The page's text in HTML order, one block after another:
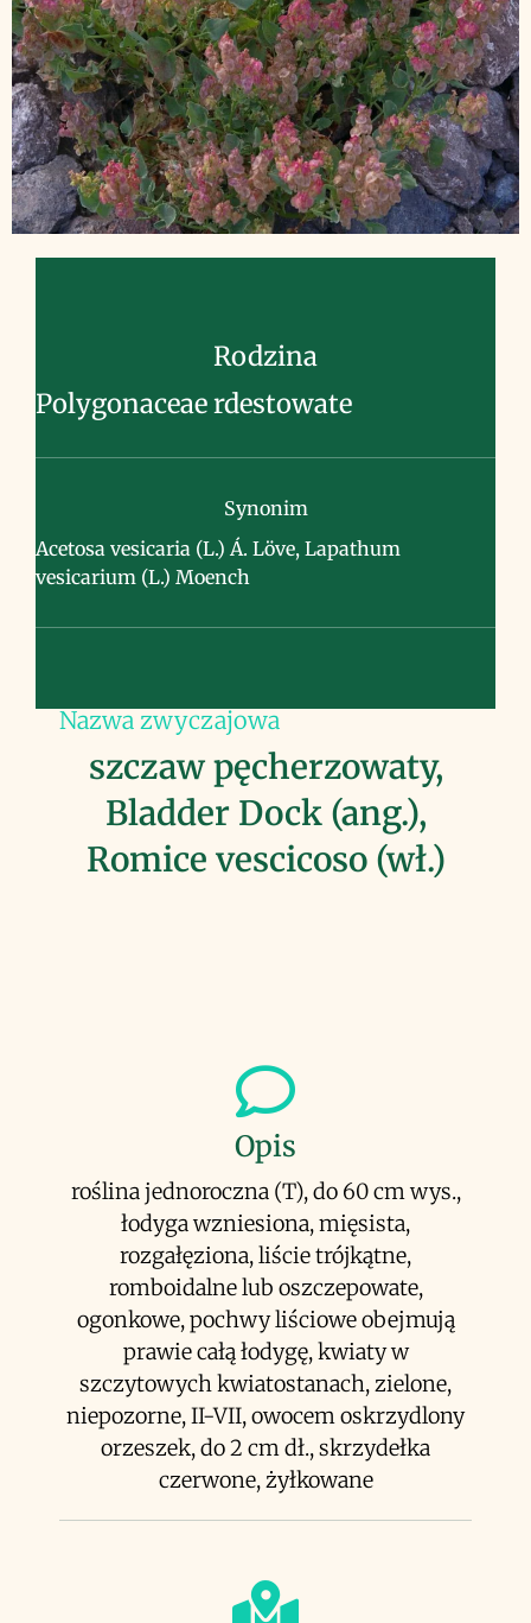
Rodzina
Polygonaceae rdestowate
Synonim
Acetosa vesicaria (L.) Á. Löve, Lapathum
vesicarium (L.) Moench
Nazwa zwyczajowa
szczaw pęcherzowaty,
Bladder Dock (ang.),
Romice vescicoso (wł.)
Opis
roślina jednoroczna (T), do 60 cm wys.,
łodyga wzniesiona, mięsista,
rozgałęziona, liście trójkątne,
romboidalne lub oszczepowate,
ogonkowe, pochwy liściowe obejmują
prawie całą łodygę, kwiaty w
szczytowych kwiatostanach, zielone,
niepozorne, II-VII, owocem oskrzydlony
orzeszek, do 2 cm dł., skrzydełka
czerwone, żyłkowane